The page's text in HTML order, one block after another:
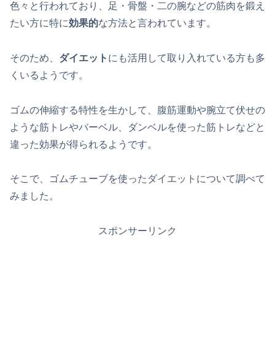
色々と行われており、足・骨盤・二の腕などの筋肉を鍛え
たい方に特に効果的な方法と言われています。
そのため、 ダイエット にも活用して取り入れている方も多
くいるようです。
ゴムの伸縮する特性を生かして、腹筋運動や腕立て伏せの
ような筋トレやバーベル、ダンベルを使った筋トレなどと
違った効果が得られるようです。
そこで、ゴムチューブを使ったダイエットについて調べて
みました。
スポンサーリンク